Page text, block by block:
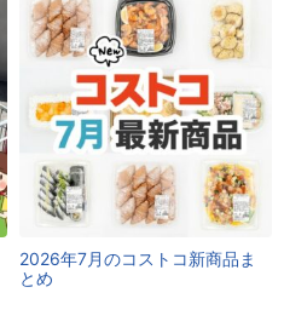
2026年7月のコストコ新商品ま
とめ